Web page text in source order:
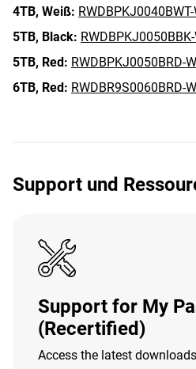
4TB, Weiß: RWDBPKJ0040BWT-
5TB, Black:
5TB, Red: RWDBPKJ0050BRD-
6TB, Red: RWDBR9S0060BRD-
Support und
Support for My
(Recertified)
Access the latest